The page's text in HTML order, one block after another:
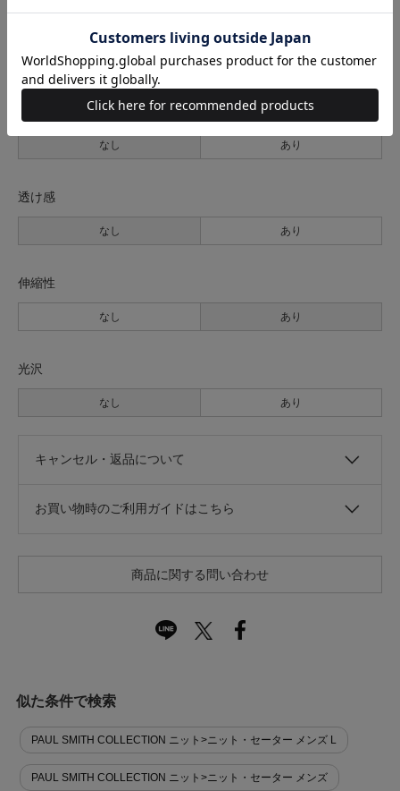
薄手 普通 厚手
なし あり
透け感
なし あり
伸縮性
なし あり
光沢
なし あり
キャンセル・返品について
お買い物時のご利用ガイドはこちら
商品に関する問い合わせ
似た条件で検索
PAUL SMITH COLLECTION ニット>ニット・セーター メンズ L
PAUL SMITH COLLECTION ニット>ニット・セーター メンズ